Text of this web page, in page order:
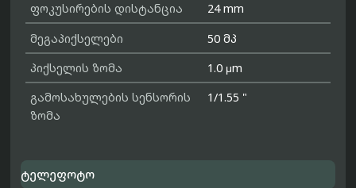
ფოკუსირების დისტანცია
24 mm
მეგაპიქსელები
50 მპ
პიქსელის ზომა
1.0 μm
გამოსახულების სენსორის
ზომა
1/1.55 "
ტელეფოტო